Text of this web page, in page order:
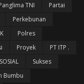
TNI
Partai
Perkebunan
Polres
Proyek
PT ITP .
SOSIAL
Sukses
Bumbu